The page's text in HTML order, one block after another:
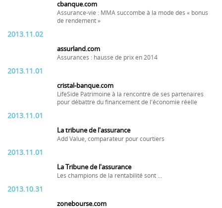
cbanque.com
Assurance-vie : MMA succombe à la mode des « bonus
de rendement »
2013.11.02
assurland.com
Assurances : hausse de prix en 2014
2013.11.01
cristal-banque.com
LifeSide Patrimoine à la rencontre de ses partenaires
pour débattre du financement de l'économie réelle
2013.11.01
La tribune de l'assurance
Add Value, comparateur pour courtiers
2013.11.01
La Tribune de l'assurance
Les champions de la rentabilité sont ...
2013.10.31
zonebourse.com